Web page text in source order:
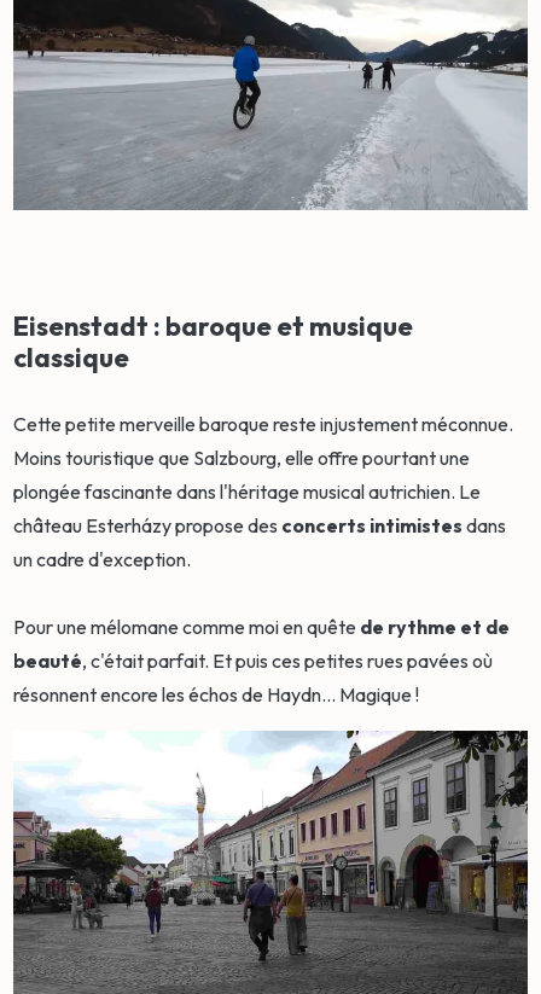
Eisenstadt : baroque et musique
classique
Cette petite merveille baroque reste injustement méconnue.
Moins touristique que Salzbourg, elle offre pourtant une
plongée fascinante dans l'héritage musical autrichien. Le
château Esterházy propose des concerts intimistes dans
un cadre d'exception.
Pour une mélomane comme moi en quête de rythme et de
beauté, c'était parfait. Et puis ces petites rues pavées où
résonnent encore les échos de Haydn... Magique !